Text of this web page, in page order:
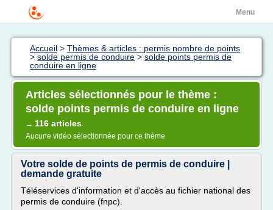
Menu
Accueil > Thèmes & articles : permis nombre de points
> solde permis de conduire > solde points permis de
conduire en ligne
Articles sélectionnés pour le thème :
solde points permis de conduire en ligne
→ 116 articles
Aucune vidéo sélectionnée pour ce thème
Votre solde de points de permis de conduire |
demande gratuite
Téléservices d'information et d'accès au fichier national des
permis de conduire (fnpc).